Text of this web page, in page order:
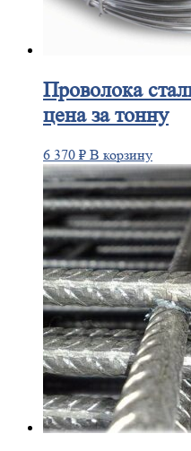
Проволока
цена за тонну
6 370 ₽ В корзину